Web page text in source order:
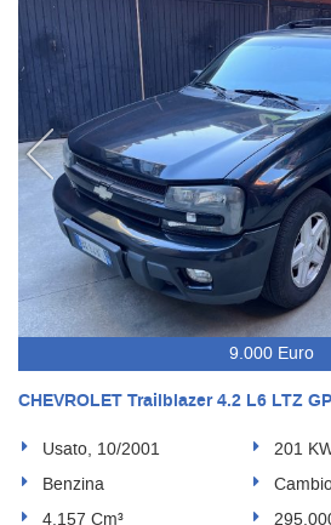
9.000 Euro
CHEVROLET Trailblazer 4.2 L6 LTZ
Usato, 10/2001
201
Benzina
4.157 Cm³